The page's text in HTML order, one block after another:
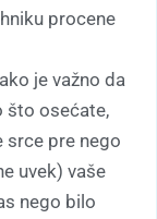
procene
je važno da
što osećate,
srce pre nego
uvek) vaše
nego bilo